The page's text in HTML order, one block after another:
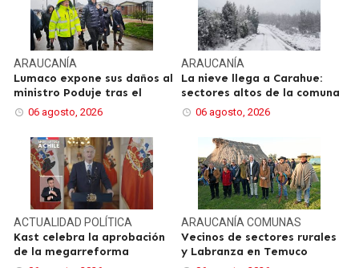
ARAUCANÍA
Lumaco expone sus daños al
ministro Poduje tras el
06 agosto, 2026
ARAUCANÍA
La nieve llega a Carahue:
sectores altos de la comuna
06 agosto, 2026
ACTUALIDAD POLÍTICA
Kast celebra la aprobación
de la megarreforma
ARAUCANÍA COMUNAS
Vecinos de sectores rurales
y Labranza en Temuco